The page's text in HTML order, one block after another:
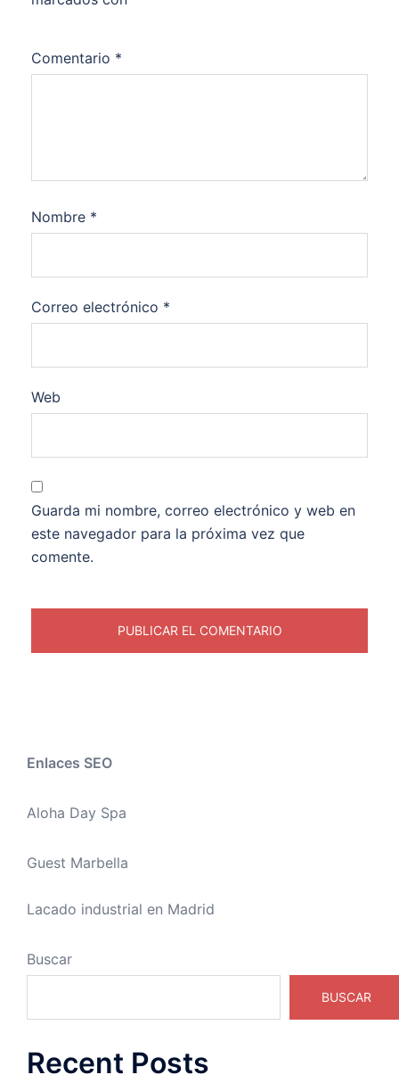
Comentario *
Nombre *
Correo electrónico *
Web
Guarda mi nombre, correo electrónico y web en
este navegador para la próxima vez que
comente.
Enlaces SEO
Aloha Day Spa
Guest Marbella
Lacado industrial en Madrid
Buscar
BUSCAR
Recent Posts